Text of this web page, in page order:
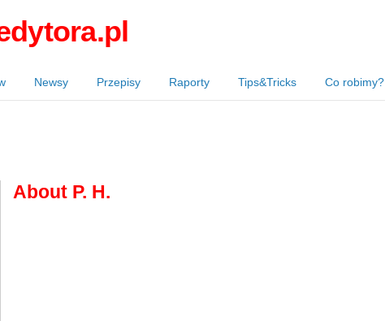
Newsy Przepisy Raporty Tips&Tricks Co robimy?
About P. H.